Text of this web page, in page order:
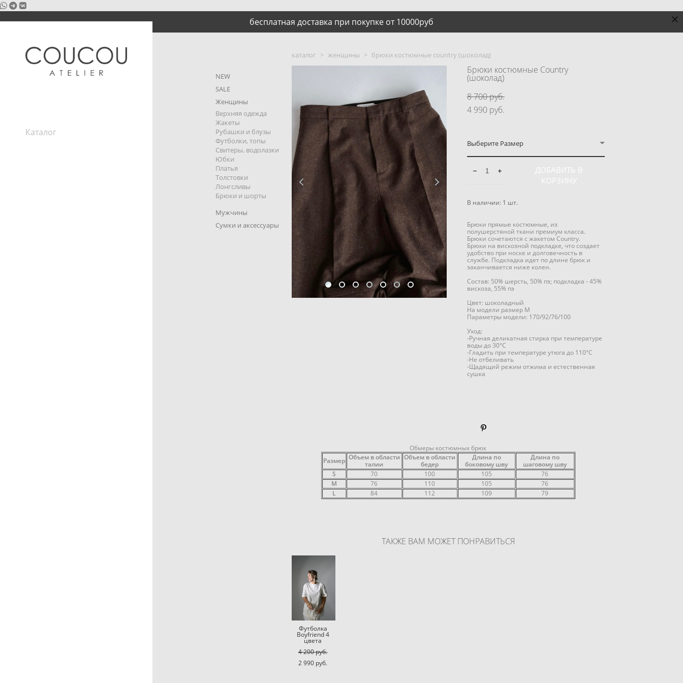
бесплатная доставка при покупке от 10000руб
Каталог
NEW
SALE
Женщины
Верхняя одежда
Жакеты
Рубашки и блузы
Футболки, топы
Свитеры, водолазки
Юбки
Платья
Толстовки
Лонгсливы
Брюки и шорты
Мужчины
Сумки и аксессуары
каталог > женщины > брюки костюмные country (шоколад)
Брюки костюмные Country
(шоколад)
8 700 pуб.
4 990 pуб.
Выберите Размер
В наличии: 1 шт.
ДОБАВИТЬ В
КОРЗИНУ
Брюки прямые костюмные, из
полушерстяной ткани премиум класса.
Брюки сочетаются с жакетом Country.
Брюки на вискозной подкладке, что создает
удобство при носке и долговечность в
службе. Подкладка идет по длине брюк и
заканчивается ниже колен.
Состав: 50% шерсть, 50% пэ; подкладка - 45%
вискоза, 55% пэ
Цвет: шоколадный
На модели размер М
Параметры модели: 170/92/76/100
Уход:
-Ручная деликатная стирка при температуре
воды до 30°C
-Гладить при температуре утюга до 110°C
-Не отбеливать
-Щадящий режим отжима и естественная
сушка
Обмеры костюмных брюк
Размер Объем в области
талии
Объем в области
бедер
Длина по
боковому шву
Длина по
шаговому шву
S
70 100 105
76
M
76 110 105
76
L
84 112 109 79
ТАКЖЕ ВАМ МОЖЕТ ПОНРАВИТЬСЯ
Футболка
Boyfriend 4
цвета
4 200 pуб.
2 990 pуб.